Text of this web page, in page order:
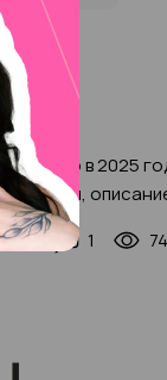
педикюр в 2025
фото
1